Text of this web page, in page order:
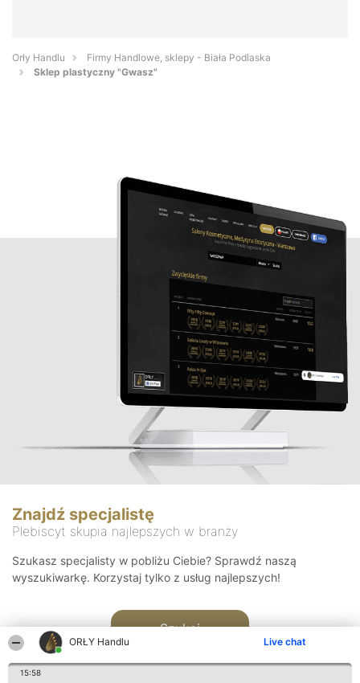
ORŁY Handlu Live chat
15:58
Orły Handlu
Firmy Handlowe, sklepy - Biała Podlaska
Sklep plastyczny "Gwasz"
Znajdź specjalistę
Plebiscyt skupia najlepszych w branży
Szukasz specjalisty w pobliżu Ciebie? Sprawdź naszą
wyszukiwarkę. Korzystaj tylko z usług najlepszych!
Szukaj